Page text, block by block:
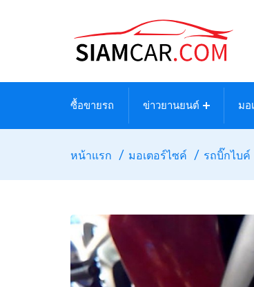
ซื้อขายรถ ข่าวยานยนต์ มอ
หน้าแรก มอเตอร์ไซค์ รถบิ๊กไบค์